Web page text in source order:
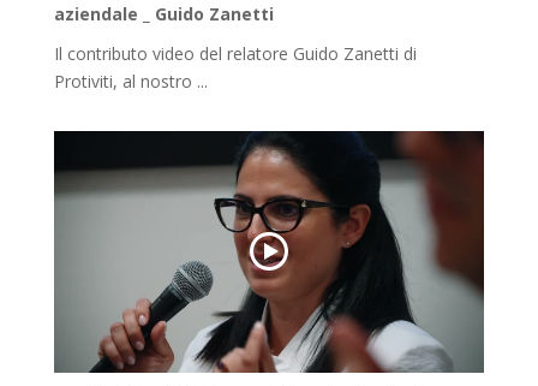
aziendale _ Guido Zanetti
Il contributo video del relatore Guido Zanetti di
Protiviti, al nostro ...